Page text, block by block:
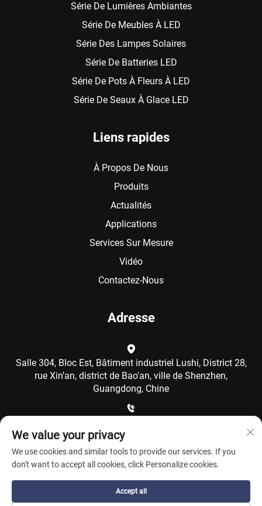
Série De Lumières Ambiantes
Série De Meubles À LED
Série Des Lampes Solaires
Série De Batteries LED
Série De Pots À Fleurs À LED
Série De Seaux À Glace LED
Liens rapides
À Propos De Nous
Produits
Actualités
Applications
Services Sur Mesure
Vidéo
Contactez-Nous
Adresse
Salle 304, Bloc Est, Bâtiment industriel Lushi, District 28,
rue Xin’an, district de Bao'an, ville de Shenzhen,
Guangdong, Chine
[email protected]
We value your privacy
We use cookies and similar tools to provide our services. If you
don't want to accept all cookies, click Personalize cookies.
Accept all